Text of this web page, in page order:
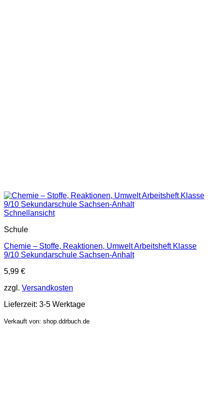
Schnellansicht
Schule
Chemie – Stoffe, Reaktionen, Umwelt Arbeitsheft Klasse
9/10 Sekundarschule Sachsen-Anhalt
5,99 €
zzgl. Versandkosten
Lieferzeit: 3-5 Werktage
Verkauft von: shop.ddrbuch.de